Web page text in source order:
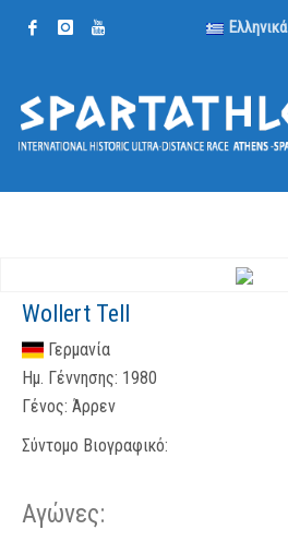
Ελληνικά
Wollert Tell
Γερμανία
Ημ. Γέννησης: 1980
Γένος: Άρρεν
Σύντομο Βιογραφικό:
Αγώνες: